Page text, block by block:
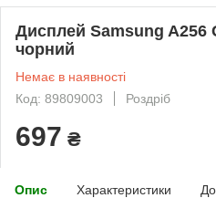
Дисплей Samsung A256
чорний
Немає в наявності
Код: 89809003
Роздріб
697 ₴
Опис Характеристики